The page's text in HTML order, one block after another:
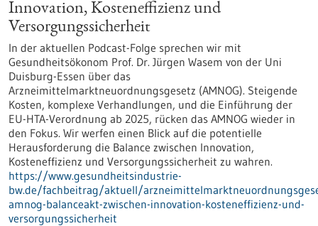
Innovation, Kosteneffizienz und
Versorgungssicherheit
In der aktuellen Podcast-Folge sprechen wir mit
Gesundheitsökonom Prof. Dr. Jürgen Wasem von der Uni
Duisburg-Essen über das
Arzneimittelmarktneuordnungsgesetz (AMNOG). Steigende
Kosten, komplexe Verhandlungen, und die Einführung der
EU-HTA-Verordnung ab 2025, rücken das AMNOG wieder in
den Fokus. Wir werfen einen Blick auf die potentielle
Herausforderung die Balance zwischen Innovation,
Kosteneffizienz und Versorgungssicherheit zu wahren.
https://www.gesundheitsindustrie-
bw.de/fachbeitrag/aktuell/
amnog-balanceakt-zwischen-innovation-kosteneffizienz-und-
versorgungssicherheit